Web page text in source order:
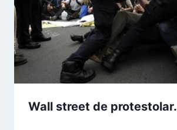
Wall street de protestolar.